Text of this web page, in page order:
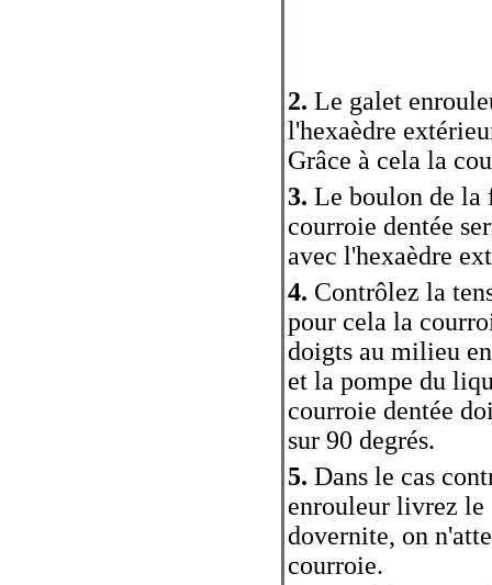
2. Le galet
l'hexaèdre
Grâce à cela la
3. Le boulon de la
courroie dentée
avec l'hexaèdre
4. Contrôlez la
pour cela la
doigts au milieu
et la pompe du
courroie dentée
sur 90 degrés.
5. Dans le cas
enrouleur livrez le
dovernite, on
courroie.